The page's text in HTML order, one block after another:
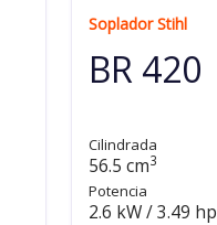
Soplador Stihl
BR 420
Cilindrada
56.5 cm3
Potencia
2.6 kW / 3.49 hp